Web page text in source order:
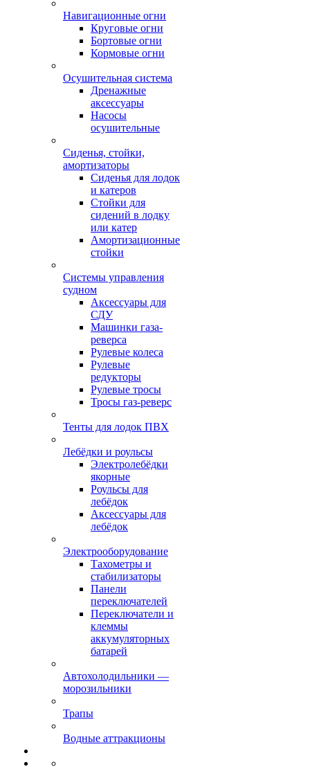
Навигационные огни
Круговые огни
Бортовые огни
Кормовые огни
Осушительная система
Дренажные
аксессуары
Насосы
осушительные
Сиденья, стойки,
амортизаторы
Сиденья для лодок
и катеров
Стойки для
сидений в лодку
или катер
Амортизационные
стойки
Системы управления
судном
Аксессуары для
СДУ
Машинки газа-
реверса
Рулевые колеса
Рулевые
редукторы
Рулевые тросы
Тросы газ-реверс
Тенты для лодок ПВХ
Лебёдки и роульсы
Электролебёдки
якорные
Роульсы для
лебёдок
Аксессуары для
лебёдок
Электрооборудование
Тахометры и
стабилизаторы
Панели
переключателей
Переключатели и
клеммы
аккумуляторных
батарей
Автохолодильники —
морозильники
Трапы
Водные аттракционы